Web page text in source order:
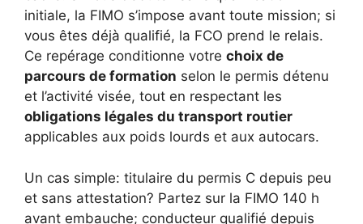
initiale, la FIMO s’impose avant toute mission; si
vous êtes déjà qualifié, la FCO prend le relais.
Ce repérage conditionne votre choix de
parcours de formation selon le permis détenu
et l’activité visée, tout en respectant les
obligations légales du transport routier
applicables aux poids lourds et aux autocars.
Un cas simple: titulaire du permis C depuis peu
et sans attestation? Partez sur la FIMO 140 h
avant embauche; conducteur qualifié depuis